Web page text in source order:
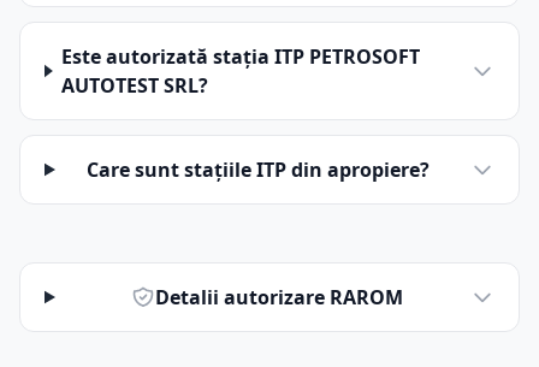
Este autorizată stația ITP PETROSOFT
AUTOTEST SRL?
Care sunt stațiile ITP din apropiere?
Detalii autorizare RAROM